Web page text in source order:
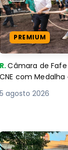
PREMIUM
R.Câmara de
CNE com
5 agosto 2026